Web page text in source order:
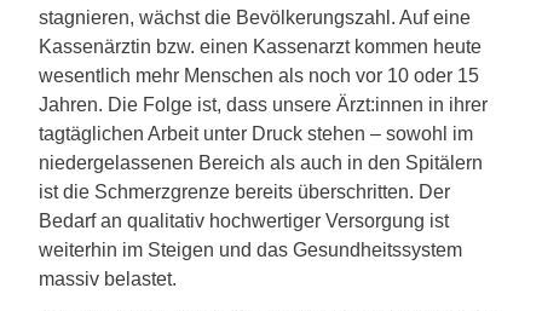
stagnieren, wächst die Bevölkerungszahl. Auf eine
Kassenärztin bzw. einen Kassenarzt kommen heute
wesentlich mehr Menschen als noch vor 10 oder 15
Jahren. Die Folge ist, dass unsere Ärzt:innen in ihrer
tagtäglichen Arbeit unter Druck stehen – sowohl im
niedergelassenen Bereich als auch in den Spitälern
ist die Schmerzgrenze bereits überschritten. Der
Bedarf an qualitativ hochwertiger Versorgung ist
weiterhin im Steigen und das Gesundheitssystem
massiv belastet.